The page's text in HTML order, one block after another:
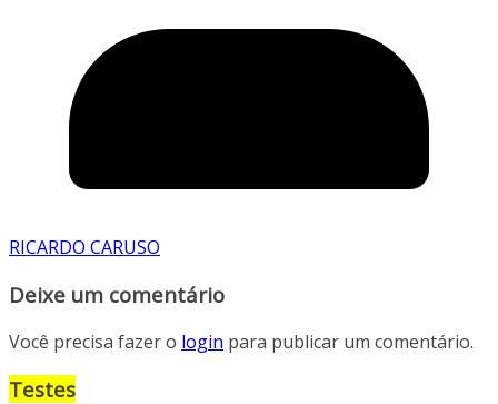
RICARDO CARUSO
Deixe um comentário
Você precisa fazer o login para publicar um comentário.
Testes